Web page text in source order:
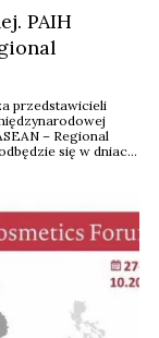
PAIH
przedstawicieli
– Regional
się w dniach
są ...